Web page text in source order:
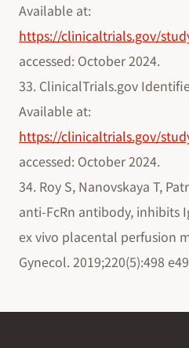
Available at:
https://clinicaltrials.gov/
accessed: October 2024.
33. ClinicalTrials.gov
Available at:
https://clinicaltrials.gov/
accessed: October 2024.
34. Roy S, Nanovskaya T,
anti-FcRn antibody, inhibits
ex vivo placental perfusion
Gynecol. 2019;220(5):498